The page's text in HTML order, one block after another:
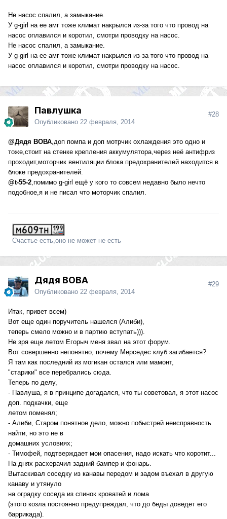
Не насос спалил, а замыкание.
У g-girl на ее амг тоже климат накрылся из-за того что провод на
насос оплавился и коротил, смотри проводку на насос.
Не насос спалил, а замыкание.
У g-girl на ее амг тоже климат накрылся из-за того что провод на
насос оплавился и коротил, смотри проводку на насос.
Павлушка
Опубликовано 22 февраля, 2014
#28
@Дядя ВОВА,доп помпа и доп мотрчик охлаждения это одно и
тоже,стоит на стенке крепления аккумулятора,через неё антифриз
проходит,моторчик вентиляции блока предохранителей находится в
блоке предохранителей.
@t-55-2,помимо g-girl ещё у кого то совсем недавно было нечто
подобное,я и не писал что моторчик спалил.
Счастье есть,оно не может не есть
Дядя ВОВА
Опубликовано 22 февраля, 2014
#29
Итак, привет всем)
Вот еще один поручитель нашелся (Алиби),
теперь смело можно и в партию вступать))).
Не зря еще летом Егорыч меня звал на этот форум.
Вот совершенно непонятно, почему Мерседес клуб загибается?
Я там как последний из могикан остался или мамонт,
"старики" все перебрались сюда.
Теперь по делу,
- Павлуша, я в принципе догадался, что ты советовал, я этот насос
доп. подкачки, еще
летом поменял;
- Алиби, Старом понятное дело, можно побыстрей неисправность
найти, но это не в
домашних условиях;
- Тимофей, подтверждает мои опасения, надо искать что коротит...
На днях расхерачил задний бампер и фонарь.
Вытаскивал соседку из канавы передом и задом въехал в другую
канаву и утянуло
на оградку соседа из спинок кроватей и лома
(этого козла постоянно предупреждал, что до беды доведет его
баррикада).